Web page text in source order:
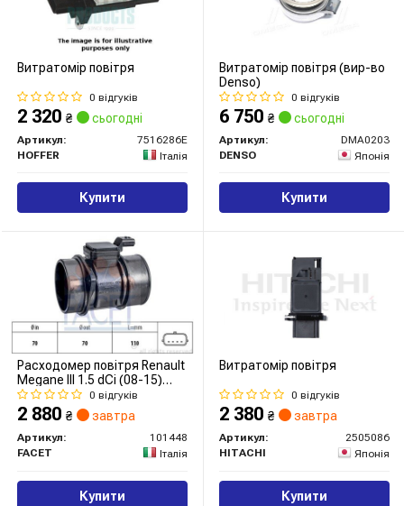
Витратомір повітря
0 відгуків
2 320 ₴ сьогодні
Артикул:
7516286E
HOFFER
Італія
Купити
Витратомір повітря (вир-во
Denso)
0 відгуків
6 750 ₴ сьогодні
Артикул:
DMA0203
DENSO
Японія
Купити
Расходомер повітря Renault
Megane III 1.5 dCi (08-15)
(101448) Facet0 відгуків
2 880 ₴ завтра
Артикул:
101448
FACET
Італія
Купити
Витратомір повітря
0 відгуків
2 380 ₴ завтра
Артикул:
2505086
HITACHI
Японія
Купити